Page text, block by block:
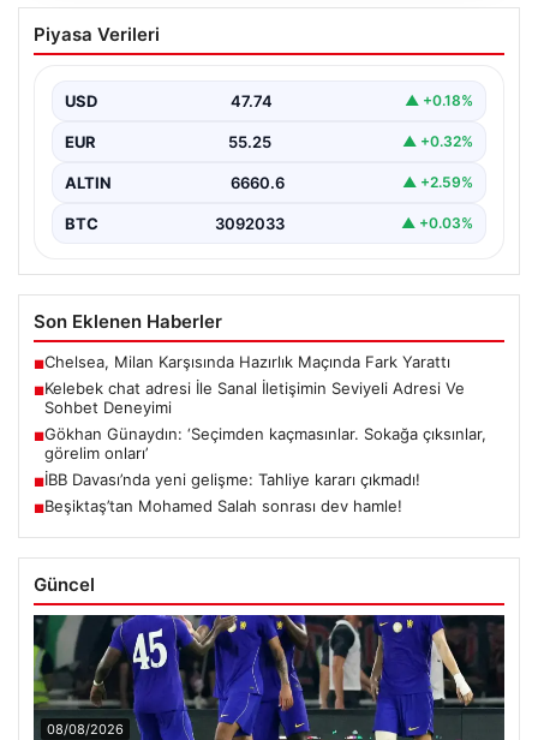
Kelebek chat adresi İle Sanal İletişimin
Seviyeli Adresi Ve Sohbet Deneyimi
kurması kritik bir değer barındırmaktadır. Güncel
olarak…
Piyasa Verileri
USD 47.74 ▲ +0.18%
EUR 55.25 ▲ +0.32%
ALTIN 6660.6 ▲ +2.59%
BTC 3092033 ▲ +0.03%
Son Eklenen Haberler
■Chelsea, Milan Karşısında Hazırlık Maçında Fark Yarattı
■Kelebek chat adresi İle Sanal İletişimin Seviyeli Adresi Ve
Sohbet Deneyimi
■Gökhan Günaydın: ‘Seçimden kaçmasınlar. Sokağa çıksınlar,
görelim onları’
■İBB Davası’nda yeni gelişme: Tahliye kararı çıkmadı!
■Beşiktaş’tan Mohamed Salah sonrası dev hamle!
Güncel
08/08/2026